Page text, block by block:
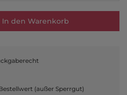
In den Warenkorb
(außer Sperrgut)